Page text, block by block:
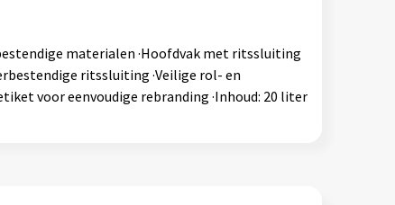
materialen ·Hoofdvak met ritssluiting
ritssluiting ·Veilige rol- en
voor eenvoudige rebranding ·Inhoud: 20 liter